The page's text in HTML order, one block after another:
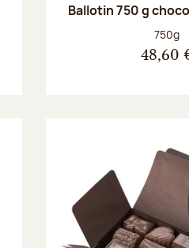
Ballotin 750 g
Poids
750g
48,60